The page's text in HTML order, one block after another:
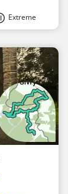
Extreme